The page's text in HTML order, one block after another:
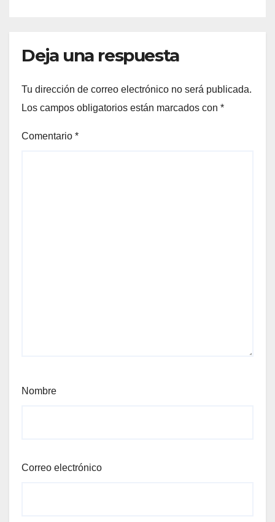
Deja una respuesta
Tu dirección de correo electrónico no será publicada.
Los campos obligatorios están marcados con *
Comentario *
Nombre
Correo electrónico